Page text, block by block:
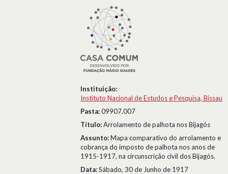
Instituição:
Instituto Nacional de Estudos e Pesquisa, Bissau
Pasta:09907.007
Título:Arrolamento de palhota nos Bijagós
Assunto:Mapa comparativo do arrolamento e
cobrança do imposto de palhota nos anos de
1915-1917, na circunscrição civil dos Bijagós.
Data:Sábado, 30 de Junho de 1917